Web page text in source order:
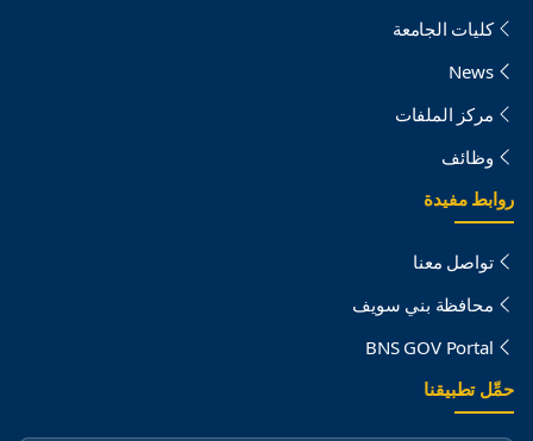
كليات الجامعة
News
مركز الملفات
وظائف
روابط مفيدة
تواصل معنا
محافظة بني سويف
BNS GOV Portal
حمِّل تطبيقنا